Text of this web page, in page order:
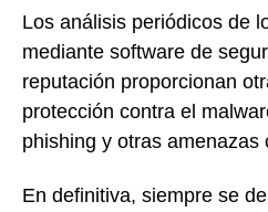
Los análisis periódicos de
mediante software de
reputación proporcionan
protección contra el
phishing y otras amenazas
En definitiva, siempre se